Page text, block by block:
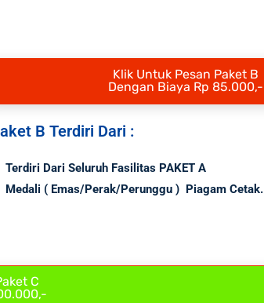
Klik Untuk Pesan Paket B
Dengan Biaya Rp 85.000,-
B Terdiri Dari :
Terdiri Dari Seluruh Fasilitas PAKET A
Medali ( Emas/Perak/Perunggu ) Piagam Cetak.
C